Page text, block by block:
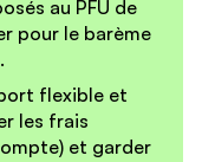
au PFU de
pour le barème
flexible et
les frais
et garder